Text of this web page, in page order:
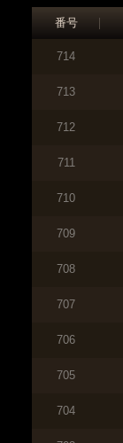
番号
714
713
712
711
710
709
708
707
706
705
704